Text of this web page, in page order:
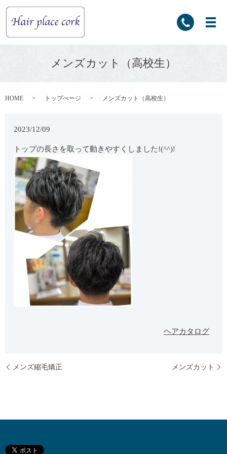
メンズカット（高校生）
HOME トップぺージ メンズカット（高校生）
2023/12/09
トップの長さを取って動きやすくしました!(^^)!
ヘアカタログ
メンズ縮毛矯正 メンズカット